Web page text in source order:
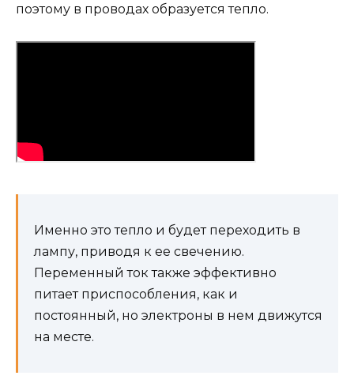
поэтому в проводах образуется тепло.
Именно это тепло и будет переходить в
лампу, приводя к ее свечению.
Переменный ток также эффективно
питает приспособления, как и
постоянный, но электроны в нем движутся
на месте.